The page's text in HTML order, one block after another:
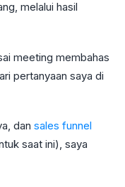
melalui hasil
meeting membahas
pertanyaan saya di
dan sales funnel
saat ini), saya